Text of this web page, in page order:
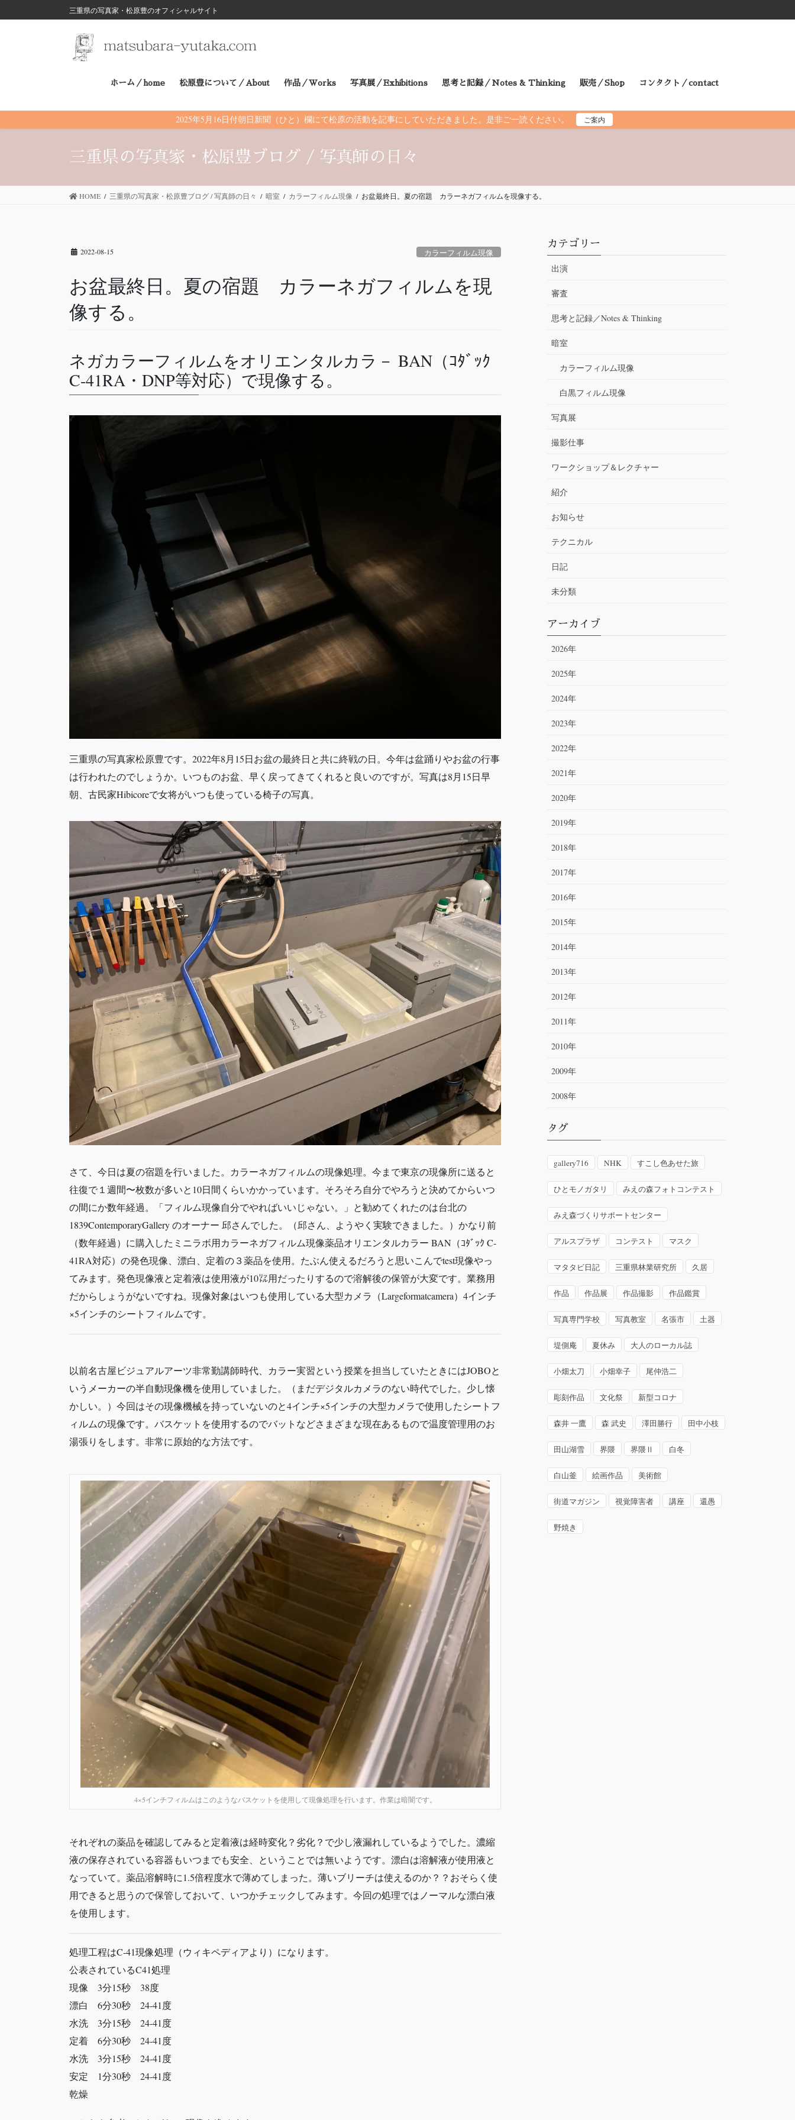
三重県の写真家・松原豊のオフィシャルサイト
ホーム／home 松原豊について／About 作品／Works 写真展／Exhibitions 思考と記録／Notes & Thinking 販売／Shop コンタクト／contact
2025年5月16日付朝日新聞（ひと）欄にて松原の活動を記事にしていただきました。是非ご一読ください。 ご案内
三重県の写真家・松原豊ブログ / 写真師の日々
HOME 三重県の写真家・松原豊ブログ / 写真師の日々 暗室 カラーフィルム現像 お盆最終日。夏の宿題 カラーネガフィルムを現像する。
2022-08-15 カラーフィルム現像
お盆最終日。夏の宿題 カラーネガフィルムを現
像する。
ネガカラーフィルムをオリエンタルカラ－ BAN（ｺﾀﾞｯｸ
C-41RA・DNP等対応）で現像する。
三重県の写真家松原豊です。2022年8月15日お盆の最終日と共に終戦の日。今年は盆踊りやお盆の行事
は行われたのでしょうか。いつものお盆、早く戻ってきてくれると良いのですが。写真は8月15日早
朝、 古民家Hibicoreで女将がいつも使っている椅子の写真。
さて、今日は夏の宿題を行いました。カラーネガフィルムの現像処理。 今まで東京の現像所に送ると
往復で１週間〜枚数が多いと10日間くらいかかっています。そろそろ自分でやろうと決めてからいつ
の間にか数年経過。「フィルム現像自分でやればいいじゃない。」と勧めてくれたのは台北の
1839ContemporaryGalleryのオーナー 邱さんでした。（邱さん、ようやく実験できました。）かなり前
（数年経過）に購入したミニラボ用カラーネガフィルム現像薬品オリエンタルカラー BAN（ｺﾀﾞｯｸ C-
41RA対応）の発色現像、漂白、定着の３薬品を使用。たぶん使えるだろうと思いこんでtest現像やっ
てみます。発色現像液と定着液は使用液が10㍑用だったりするので溶解後の保管が大変です。業務用
だからしょうがないですね。現像対象はいつも使用している大型カメラ（Largeformatcamera）4インチ
×5インチのシートフィルムです。
以前名古屋ビジュアルアーツ非常勤講師時代、カラー実習という授業を担当していたときにはJOBOと
いうメーカーの半自動現像機を使用していました。（まだデジタルカメラのない時代でした。少し懐
かしい。）今回はその現像機械を持っていないのと4インチ×5インチの大型カメラで使用したシートフ
ィルムの現像です。バスケットを使用するのでバットなどさまざまな現在あるもので温度管理用のお
湯張りをします。非常に原始的な方法です。
4×5インチフィルムはこのようなバスケットを使用して現像処理を行います。作業は暗闇です。
それぞれの薬品を確認してみると定着液は経時変化？劣化？で少し液漏れしているようでした。濃縮
液の保存されている容器もいつまでも安全、ということでは無いようです。漂白は溶解液が使用液と
なっていて。薬品溶解時に1.5倍程度水で薄めてしまった。薄いブリーチは使えるのか？？おそらく使
用できると思うので保管しておいて、いつかチェックしてみます。今回の処理ではノーマルな漂白液
を使用します。
処理工程はC-41現像処理（ウィキペディアより） になります。
公表されているC41処理
現像 3分15秒 38度
漂白 6分30秒 24-41度
水洗 3分15秒 24-41度
定着 6分30秒 24-41度
水洗 3分15秒 24-41度
安定 1分30秒 24-41度
乾燥
カテゴリー
出演
審査
思考と記録／Notes & Thinking
暗室
カラーフィルム現像
白黒フィルム現像
写真展
撮影仕事
ワークショップ＆レクチャー
紹介
お知らせ
テクニカル
日記
未分類
アーカイブ
2026年
2025年
2024年
2023年
2022年
2021年
2020年
2019年
2018年
2017年
2016年
2015年
2014年
2013年
2012年
2011年
2010年
2009年
2008年
タグ
gallery716 NHK すこし色あせた旅
ひとモノガタリ みえの森フォトコンテスト
みえ森づくりサポートセンター
アルスプラザ コンテスト マスク
マタタビ日記 三重県林業研究所 久居
作品 作品展 作品撮影 作品鑑賞
写真専門学校 写真教室 名張市 土器
堤側庵 夏休み 大人のローカル誌
小畑太刀 小畑幸子 尾仲浩二
彫刻作品 文化祭 新型コロナ
森井 一鷹 森 武史 澤田勝行 田中小枝
田山湖雪 界隈 界隈Ⅱ 白冬
白山釜 絵画作品 美術館
街道マガジン 視覚障害者 講座 還愚
野焼き